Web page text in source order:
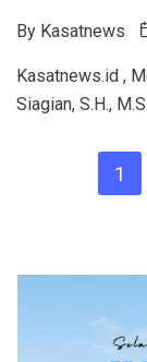
By Kasatnews
Kasatnews.id ,
Siagian, S.H.,
1